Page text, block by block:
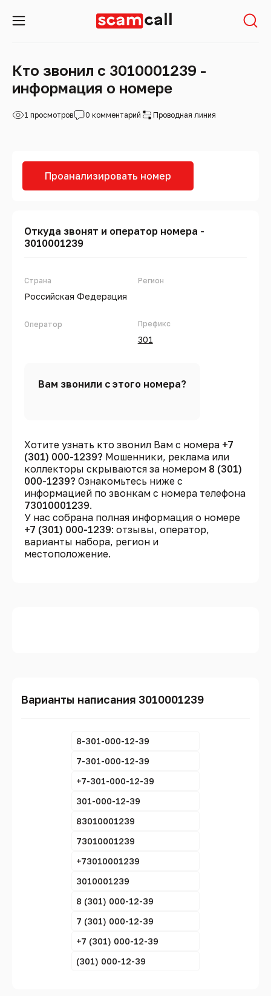
Кто звонил с 3010001239 -
информация о номере
1 просмотров 0 комментарий Проводная линия
Проанализировать номер
Откуда звонят и оператор номера -
3010001239
Страна
Российская Федерация
Оператор
Регион
Префикс
301
Вам звонили с этого номера?
Хотите узнать кто звонил Вам с номера +7
(301) 000-1239? Мошенники, реклама или
коллекторы скрываются за номером 8 (301)
000-1239? Ознакомьтесь ниже с
информацией по звонкам с номера телефона
73010001239.
У нас собрана полная информация о номере
+7 (301) 000-1239: отзывы, оператор,
варианты набора, регион и
местоположение.
Варианты написания 3010001239
8-301-000-12-39
7-301-000-12-39
+7-301-000-12-39
301-000-12-39
83010001239
73010001239
+73010001239
3010001239
8 (301) 000-12-39
7 (301) 000-12-39
+7 (301) 000-12-39
(301) 000-12-39